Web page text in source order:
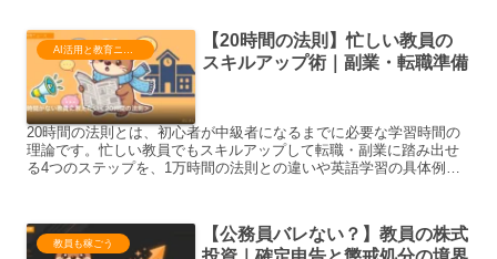
【20時間の法則】忙しい教員の
スキルアップ術｜副業・転職準備
20時間の法則とは、初心者が中級者になるまでに必要な学習時間の
理論です。忙しい教員でもスキルアップして転職・副業に踏み出せ
る4つのステップを、1万時間の法則との違いや英語学習の具体例と
教員も稼ごう
【公務員バレない？】教員の株式